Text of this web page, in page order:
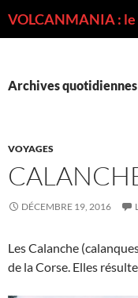
Archives quotidiennes
VOYAGES
DÉCEMBRE 19, 2016
Les Calanche
de la Corse. Elles